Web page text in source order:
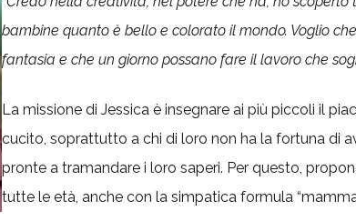
bambine quanto è bello e colorato il mondo. Voglio
fantasia e che un giorno possano fare il lavoro che
La missione di Jessica è insegnare ai più piccoli il
cucito, soprattutto a chi di loro non ha la fortuna di
pronte a tramandare i loro saperi. Per questo,
tutte le età, anche con la simpatica formula